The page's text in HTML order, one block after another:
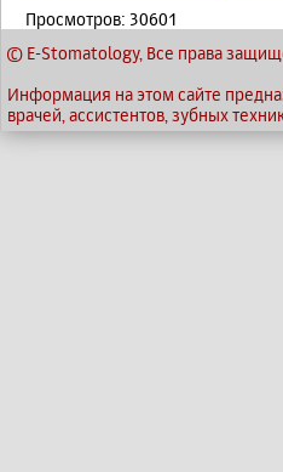
Просмотров: 30601
© E-Stomatology, Все права
Информация на этом сайте
врачей, ассистентов, зубных